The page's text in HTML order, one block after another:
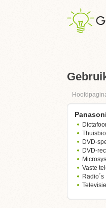
DVD-
DVD-
Vaste
Radio´s